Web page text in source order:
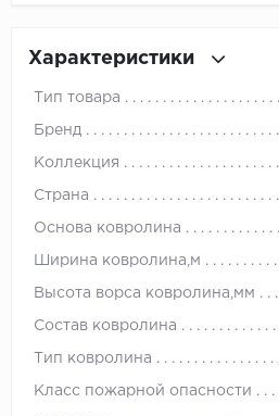
Характеристики
Тип товара
Бренд
Коллекция
Страна
Основа ковролина
Ширина ковролина,м
Высота ворса ковролина,мм
Состав ковролина
Тип ковролина
Класс пожарной опасности